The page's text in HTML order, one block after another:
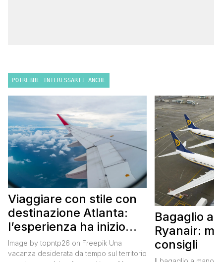
POTREBBE INTERESSARTI ANCHE
Viaggiare con stile con
destinazione Atlanta:
l’esperienza ha inizio
con un volo Air France
Image by topntp26 on Freepik Una
vacanza desiderata da tempo sul territorio
Bagaglio a
Ryanair:
consigli